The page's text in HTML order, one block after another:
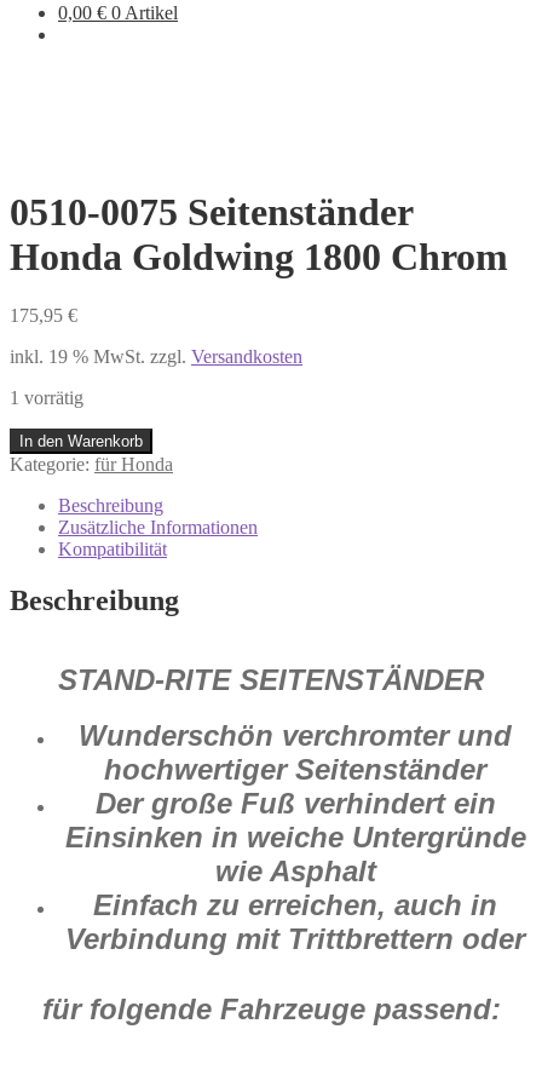
0,00 € 0 Artikel
0510-0075 Seitenständer
Honda Goldwing 1800 Chrom
175,95 €
inkl. 19 % MwSt. zzgl. Versandkosten
1 vorrätig
0510-
0075
Seitenständer
Honda
Goldwing
1800
Menge
In den Warenkorb
Kategorie: für Honda
Beschreibung
Zusätzliche Informationen
Kompatibilität
Beschreibung
STAND-RITE SEITENSTÄNDER
Wunderschön verchromter und
hochwertiger Seitenständer
Der große Fuß verhindert ein
Einsinken in weiche Untergründe
wie Asphalt
Einfach zu erreichen, auch in
Verbindung mit Trittbrettern oder
Einzeln erhältlich
für folgende Fahrzeuge passend: